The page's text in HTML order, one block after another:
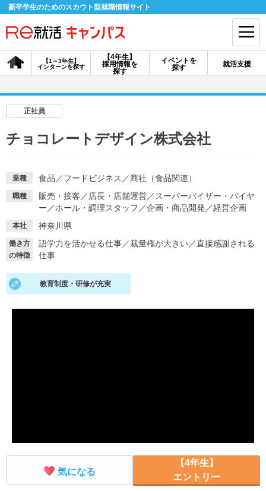
新卒学生のためのスカウト型就職情報サイト
【4年生】
採用情報を
探す
【1～3年生】
インターンを探す
イベントを
探す
就活支援
会員登録 ログイン
採用情報を探す
説明会を探す
就活ノウハウ・サポート
就活支援
正社員
チョコレートデザイン株式会社
業種 食品 ／フードビジネス ／商社（食品関連）
職種 販売・接客 ／ 店長・店舗運営／ スーパーバイザー・バイヤ
ー ／ホール・調理スタッフ ／企画・商品開発 ／経営企画
本社 神奈川県
働き方
の特徴
語学力を活かせる仕事／裁量権が大きい／直接感謝される
仕事
教育制度・研修が充実
気になる
【4年生】
エントリー